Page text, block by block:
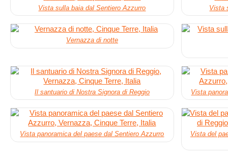
Vista sulla baia dal Sentiero Azzurro Vista
Vernazza di notte
Il santuario di Nostra Signora di Reggio Vista
Vista panoramica del paese dal Sentiero Azzurro Vista del